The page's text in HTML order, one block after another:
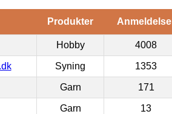
Produkter
Hobby 4008
Syning 1353
Garn 171
Garn 13